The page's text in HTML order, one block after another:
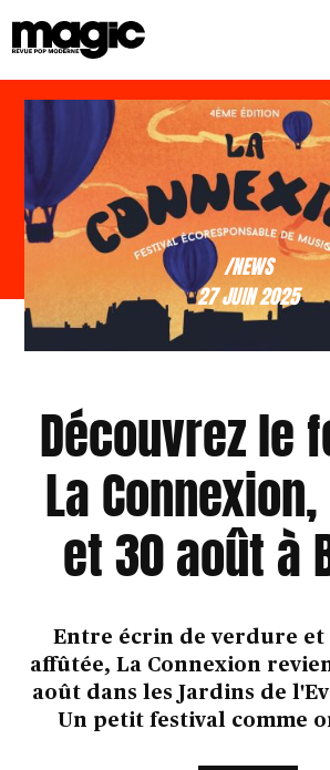
/NEWS
27 JUIN 2025
Découvrez le
La
et 30 août à
Entre écrin de verdure et
affûtée, La Connexion
août dans les Jardins de
Un petit festival comme